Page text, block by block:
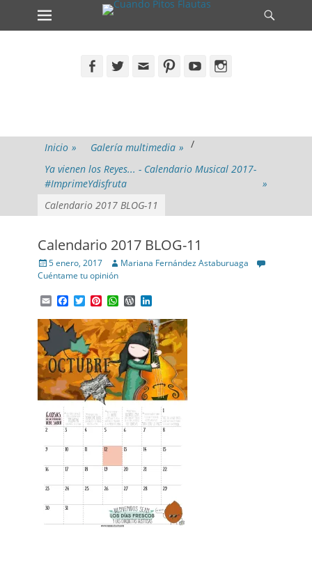
Skip
Primary Menu
Facebook
Twitter EmailPinterestYouTubeInstagram
Inicio » Galería multimedia » /
Ya vienen los Reyes... - Calendario Musical 2017-
#ImprimeYdisfruta
»
Calendario 2017 BLOG-11
Calendario 2017 BLOG-11
Posted
on
5 enero, 2017 Author
Mariana Fernández Astaburuaga
Cuéntame tu opinión
EmailFacebook
TwitterPinterest
WhatsApp
WordPress